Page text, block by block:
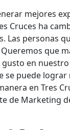
mejores
Cruces ha
Las personas
que
en
se puede lograr
en Tres
de Marketing